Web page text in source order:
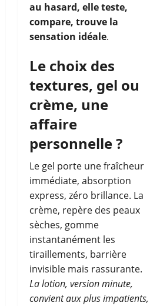
au hasard, elle teste,
compare, trouve la
sensation idéale.
Le choix des
textures, gel ou
crème, une
affaire
personnelle ?
Le gel porte une fraîcheur
immédiate, absorption
express, zéro brillance. La
crème, repère des peaux
sèches, gomme
instantanément les
tiraillements, barrière
invisible mais rassurante.
La lotion, version minute,
convient aux plus impatients,